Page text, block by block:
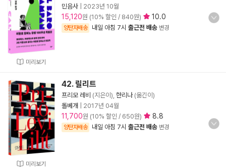
미리보기
민음사
2023년 10월
15,120원 (10% 할인 / 840원) 10.0
양탄자배송 내일 아침 7시 출근전 배송 변경
미리보기
42. 릴리트
프리모 레비 (지은이), 한리나(옮긴이)
돌베개
2017년 04월
11,700원 (10% 할인 / 650원) 8.8
양탄자배송 내일 아침 7시 출근전 배송 변경